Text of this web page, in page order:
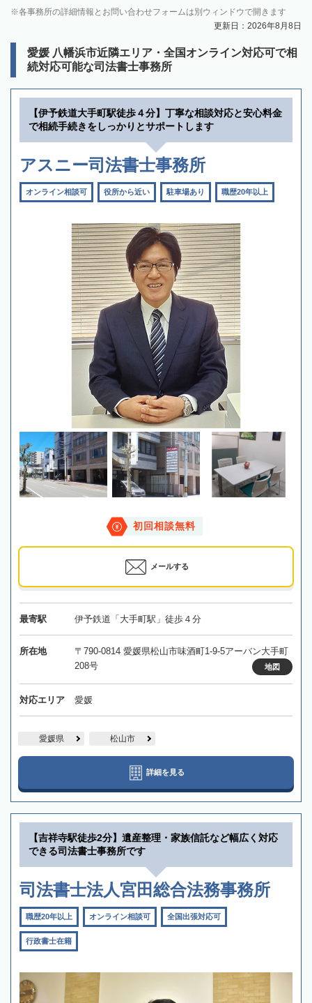
各事務所の詳細情報とお問い合わせフォームは別ウィンドウで開きます
更新日：2026年8月8日
愛媛 八幡浜市近隣エリア・全国オンライン対応可で相
続対応可能な司法書士事務所
【伊予鉄道大手町駅徒歩４分】丁寧な相談対応と安心料金
で相続手続きをしっかりとサポートします
アスニー司法書士事務所
オンライン相談可 役所から近い 駐車場あり 職歴20年以上
初回相談無料
メールする
最寄駅 伊予鉄道「大手町駅」徒歩４分
所在地
〒790-0814 愛媛県松山市味酒町1-9-5アーバン大手町
208号
地図
対応エリア 愛媛
愛媛県 松山市
詳細を見る
【吉祥寺駅徒歩2分】遺産整理・家族信託など幅広く対応
できる司法書士事務所です
司法書士法人宮田総合法務事務所
職歴20年以上 オンライン相談可 全国出張対応可
行政書士在籍